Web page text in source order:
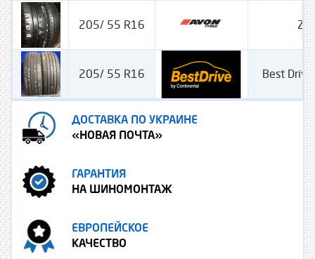
205/ 55 R16
205/ 55 R16 Best
ДОСТАВКА ПО УКРАИНЕ
«НОВАЯ ПОЧТА»
ГАРАНТИЯ
НА ШИНОМОНТАЖ
ЕВРОПЕЙСКОЕ
КАЧЕСТВО